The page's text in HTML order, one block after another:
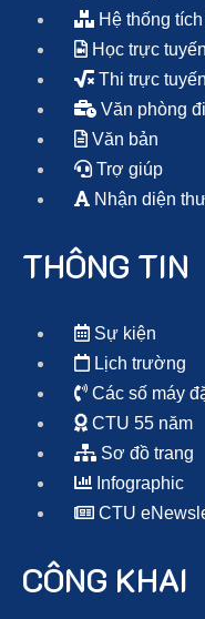
Hệ thống
Học trực tuyến
Thi trực tuyến
Văn phòng
Văn bản
Trợ giúp
Nhận diện
THÔNG TIN
Sự kiện
Lịch trường
Các số máy
CTU 55 năm
Sơ đồ trang
Infographic
CTU
CÔNG KHAI